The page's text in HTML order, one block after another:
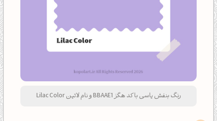
رنگ بنفش یاسی با کد هگز BBAAE1 و نام لاتین Lilac Color